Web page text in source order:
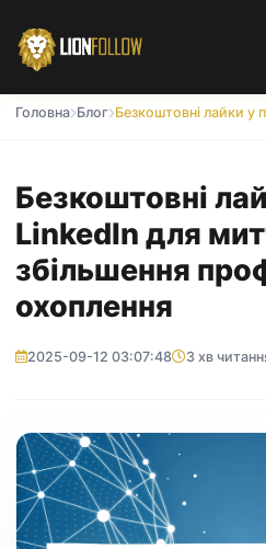
Головна Блог
Безкоштовні
LinkedIn для
збільшення
охоплення
2025-09-12 03:07:48 3 хв